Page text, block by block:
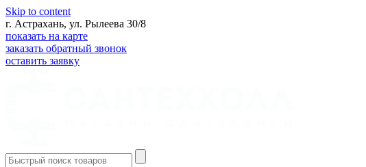
Skip to content
г. Астрахань, ул. Рылеева 30/8
показать на карте
заказать обратный звонок
оставить заявку